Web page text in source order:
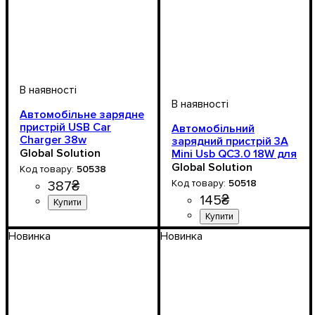
Автомобільне зарядне
пристрій USB Car
Charger 38w
Global Solution
50538
387₴
Автомобільний
зарядний пристрій 3A
Mini Usb QC3.0 18W для
iPhone Samsung Xiaomi
Huawei LG
Global Solution
50518
145₴
Новинка Новинка